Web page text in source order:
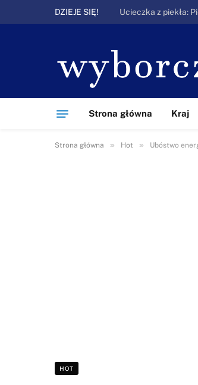
DZIEJE SIĘ!
Strona główna Kraj
Strona główna » Hot » Ubóstwo
HOT